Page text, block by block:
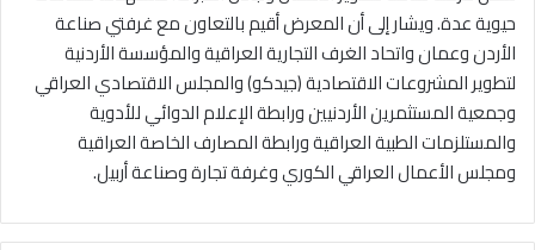
حيوية عدة. ويشار إلى أن المعرض أقيم بالتعاون مع غرفتي صناعة
الأردن وعمان واتحاد الغرف التجارية العراقية والمؤسسة الأردنية
لتطوير المشروعات الاقتصادية (جيدكو) والمجلس الاقتصادي العراقي
وجمعية المستثمرين الأردنيين ورابطة الإعلام الدوائي للأدوية
والمستلزمات الطبية العراقية ورابطة المصارف الخاصة العراقية
ومجلس الأعمال العراقي الكوري وغرفة تجارة وصناعة أربيل.